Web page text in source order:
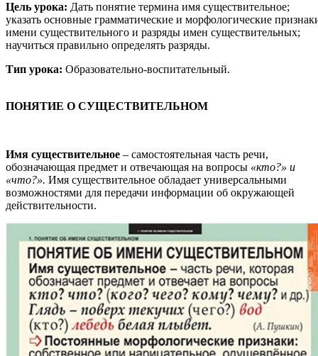
Цель урока: Дать понятие термина имя существительное;
указать основные грамматические и морфологические
имени существительного и разряды имен существительных;
научиться правильно определять разряды.
Тип урока: Образовательно-воспитательный.
ПОНЯТИЕ О СУЩЕСТВИТЕЛЬНОМ
Имя существительное – самостоятельная часть речи,
обозначающая предмет и отвечающая на вопросы «кто?» и
«что?». Имя существительное обладает универсальными
возможностями для передачи информации об окружающей
действительности.